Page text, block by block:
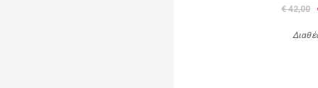
€ 42,00